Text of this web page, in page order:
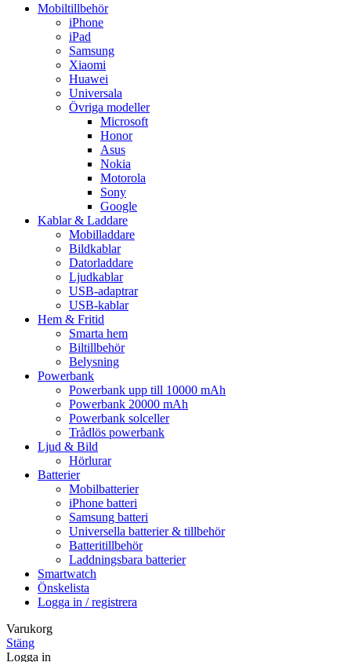
Mobiltillbehör
iPhone
iPad
Samsung
Xiaomi
Huawei
Universala
Övriga modeller
Microsoft
Honor
Asus
Nokia
Motorola
Sony
Google
Kablar & Laddare
Mobilladdare
Bildkablar
Datorladdare
Ljudkablar
USB-adaptrar
USB-kablar
Hem & Fritid
Smarta hem
Biltillbehör
Belysning
Powerbank
Powerbank upp till 10000 mAh
Powerbank 20000 mAh
Powerbank solceller
Trådlös powerbank
Ljud & Bild
Hörlurar
Batterier
Mobilbatterier
iPhone batteri
Samsung batteri
Universella batterier & tillbehör
Batteritillbehör
Laddningsbara batterier
Smartwatch
Önskelista
Logga in / registrera
Varukorg
Stäng
Logga in